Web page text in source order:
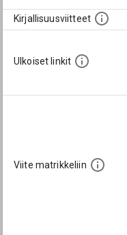
Kirjallisuusviitteet
Ulkoiset linkit
Viite matrikkeliin